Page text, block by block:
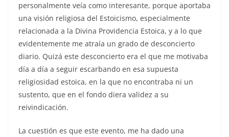
personalmente veía como interesante, porque aportaba
una visión religiosa del Estoicismo, especialmente
relacionada a la Divina Providencia Estoica, y a lo que
evidentemente me atraía un grado de desconcierto
diario. Quizá este desconcierto era el que me motivaba
día a día a seguir escarbando en esa supuesta
religiosidad estoica, en la que no encontraba ni un
sustento, que en el fondo diera validez a su
reivindicación.
La cuestión es que este evento, me ha dado una